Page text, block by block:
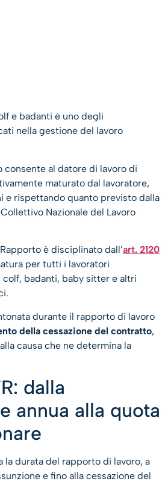
e badanti è uno degli
nella gestione del lavoro
al datore di lavoro di
maturato dal lavoratore,
e rispettando quanto previsto dalla
Nazionale del Lavoro
è disciplinato dall’art. 2120
per tutti i lavoratori
badanti, baby sitter e altri
durante il rapporto di lavoro
della cessazione del contratto,
causa che ne determina la
dalla
annua alla quota
la durata del rapporto di lavoro, a
e fino alla cessazione del